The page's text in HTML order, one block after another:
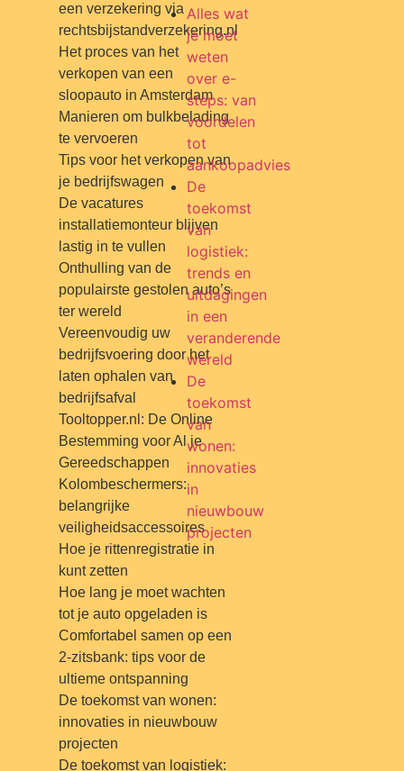
een verzekering via
rechtsbijstandverzekering.nl
Het proces van het
verkopen van een
sloopauto in Amsterdam
Manieren om bulkbelading
te vervoeren
Tips voor het verkopen van
je bedrijfswagen
De vacatures
installatiemonteur blijven
lastig in te vullen
Onthulling van de
populairste gestolen auto’s
ter wereld
Vereenvoudig uw
bedrijfsvoering door het
laten ophalen van
bedrijfsafval
Tooltopper.nl: De Online
Bestemming voor Al je
Gereedschappen
Kolombeschermers:
belangrijke
veiligheidsaccessoires
Hoe je rittenregistratie in
kunt zetten
Hoe lang je moet wachten
tot je auto opgeladen is
Comfortabel samen op een
2-zitsbank: tips voor de
ultieme ontspanning
De toekomst van wonen:
innovaties in nieuwbouw
projecten
De toekomst van logistiek:
Alles wat
je moet
weten
over e-
steps: van
voordelen
tot
aankoopadvies
De
toekomst
van
logistiek:
trends en
uitdagingen
in een
veranderende
wereld
De
toekomst
van
wonen:
innovaties
in
nieuwbouw
projecten